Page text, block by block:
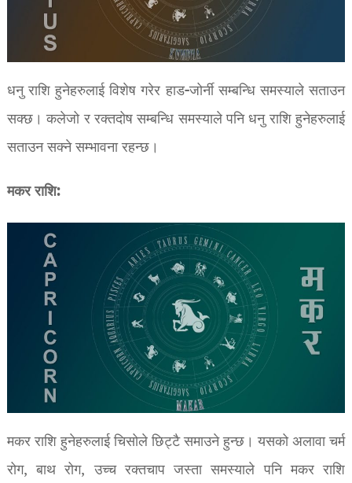
धनु राशि हुनेहरुलाई विशेष गरेर हाड-जोर्नी सम्बन्धि समस्याले सताउन
सक्छ। कलेजो र रक्तदोष सम्बन्धि समस्याले पनि धनु राशि हुनेहरुलाई
सताउन सक्ने सम्भावना रहन्छ।
मकर राशि:
मकर राशि हुनेहरुलाई चिसोले छिट्टै समाउने हुन्छ। यसको अलावा चर्म
रोग, बाथ रोग, उच्च रक्तचाप जस्ता समस्याले पनि मकर राशि